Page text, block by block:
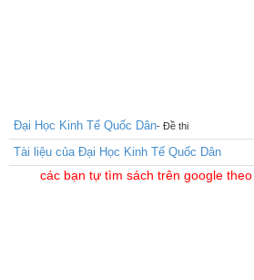
Đại Học Kinh Tế Quốc Dân- Đề thi
Tài liệu của Đại Học Kinh Tế Quốc Dân
các bạn tự tìm sách trên google